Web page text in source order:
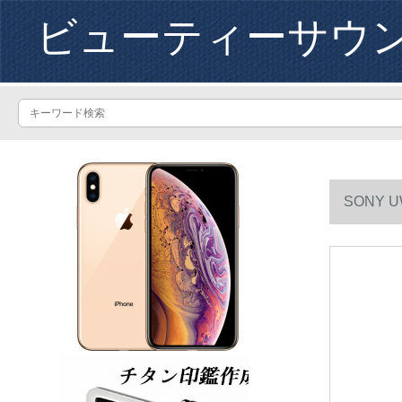
ビューティーサウ
SONY